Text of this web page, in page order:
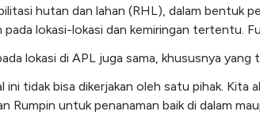
hutan dan lahan (RHL), dalam bentuk
pada lokasi-lokasi dan kemiringan tertentu.
lokasi di APL juga sama, khususnya
ini tidak bisa dikerjakan oleh satu pihak.
Rumpin untuk penanaman baik di dalam